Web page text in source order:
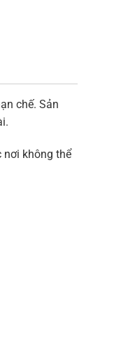
chế. Sản
nơi không thể